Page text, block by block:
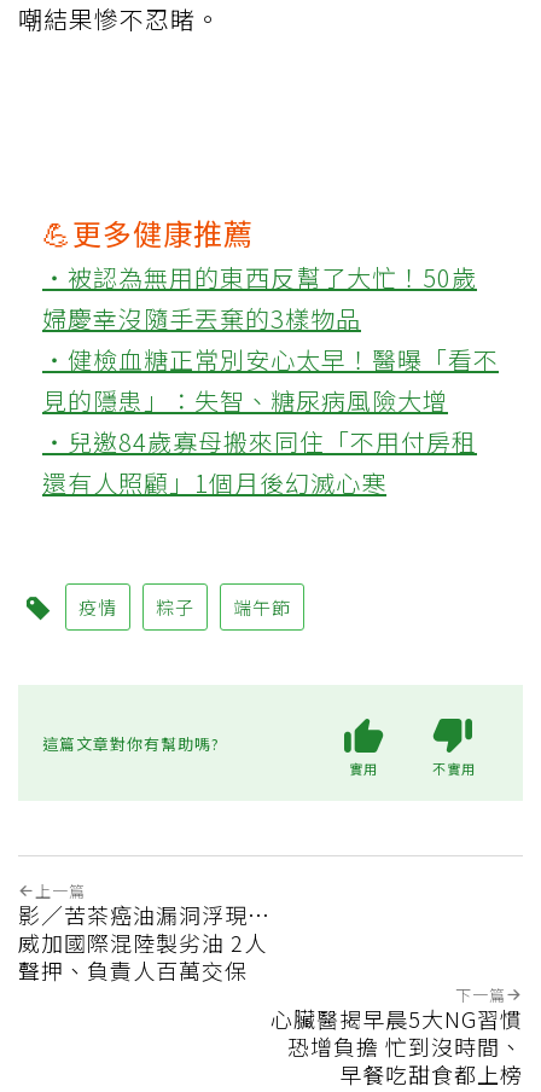
嘲結果慘不忍睹。
💪更多健康推薦
‧被認為無用的東西反幫了大忙！50歲
婦慶幸沒隨手丟棄的3樣物品
‧健檢血糖正常別安心太早！醫曝「看不
見的隱患」：失智、糖尿病風險大增
‧兒邀84歲寡母搬來同住「不用付房租
還有人照顧」1個月後幻滅心寒
疫情 粽子 端午節
這篇文章對你有幫助嗎?
實用 不實用
上一篇
影／苦茶癌油漏洞浮現…
威加國際混陸製劣油 2人
聲押、負責人百萬交保
下一篇
心臟醫揭早晨5大NG習慣
恐增負擔 忙到沒時間、
早餐吃甜食都上榜